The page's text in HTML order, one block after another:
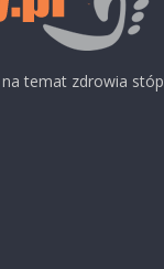
temat zdrowia stóp